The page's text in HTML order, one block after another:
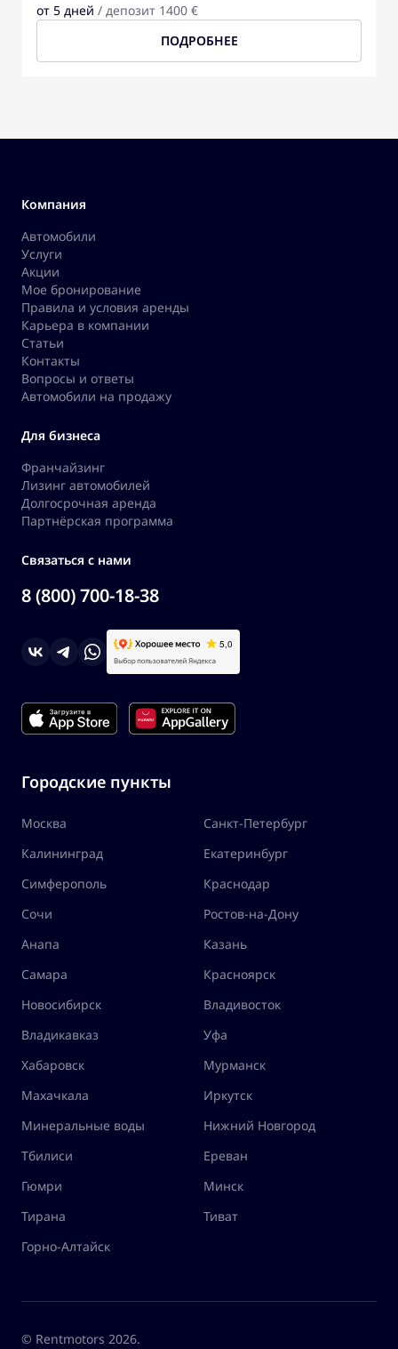
от 5 дней / депозит 1400 €
ПОДРОБНЕЕ
Компания
Автомобили
Услуги
Акции
Мое бронирование
Правила и условия аренды
Карьера в компании
Статьи
Контакты
Вопросы и ответы
Автомобили на продажу
Для бизнеса
Франчайзинг
Лизинг автомобилей
Долгосрочная аренда
Партнёрская программа
Связаться с нами
8 (800) 700-18-38
Городские пункты
Москва
Санкт-Петербург
Калининград
Екатеринбург
Симферополь
Краснодар
Сочи
Ростов-на-Дону
Анапа
Казань
Самара
Красноярск
Новосибирск
Владивосток
Владикавказ
Уфа
Хабаровск
Мурманск
Махачкала
Иркутск
Минеральные воды
Нижний Новгород
Тбилиси
Ереван
Гюмри
Минск
Тирана
Тиват
Горно-Алтайск
© Rentmotors 2026.